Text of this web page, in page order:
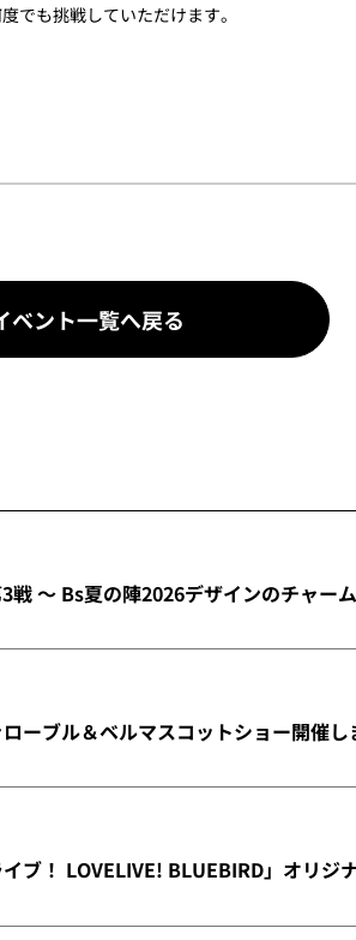
でも挑戦していただけます。
ベント一覧へ戻る
～ Bs夏の陣2026デザインのチャー
ーブル＆ベルマスコットショー開催
ブ！ LOVELIVE! BLUEBIRD」オリジ